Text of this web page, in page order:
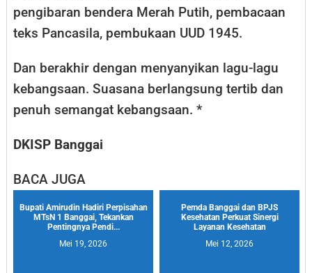
pengibaran bendera Merah Putih, pembacaan
teks Pancasila, pembukaan UUD 1945.
Dan berakhir dengan menyanyikan lagu-lagu
kebangsaan. Suasana berlangsung tertib dan
penuh semangat kebangsaan. *
DKISP Banggai
BACA JUGA
Bupati Amirudin Hadiri Perpisahan
MTsN 1 Banggai, Tekankan
Pentingnya Pendi...
Mei 19, 2026
Pemda Banggai dan BPJS
Kesehatan Perkuat Sinergi
Layanan Kesehatan
Mei 12, 2026